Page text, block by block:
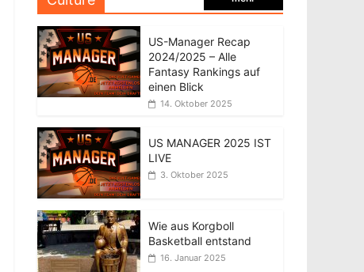
US-Manager Recap
2024/2025 – Alle
Fantasy Rankings auf
einen Blick
14. Oktober 2025
US MANAGER 2025 IST
LIVE
3. Oktober 2025
Wie aus Korgboll
Basketball entstand
16. Januar 2025